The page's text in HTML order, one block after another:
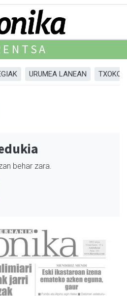
URUMEA LANEAN
behar zara.